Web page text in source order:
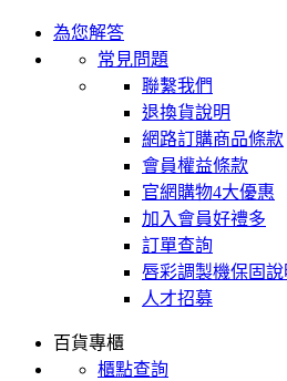
為您解答
常見問題
聯繫我們
退換貨說明
網路訂購商品條款
會員權益條款
官網購物4大優惠
加入會員好禮多
訂單查詢
唇彩調製機保固
人才招募
百貨專櫃
櫃點查詢